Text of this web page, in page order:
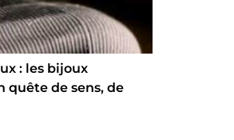
: les bijoux
quête de sens, de